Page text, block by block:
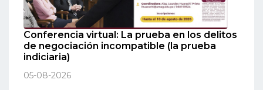
Conferencia virtual: La prueba en los delitos
de negociación incompatible (la prueba
indiciaria)
05-08-2026